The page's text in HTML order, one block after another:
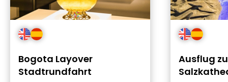
Bogota Layover
Stadtrundfahrt
Ausflug